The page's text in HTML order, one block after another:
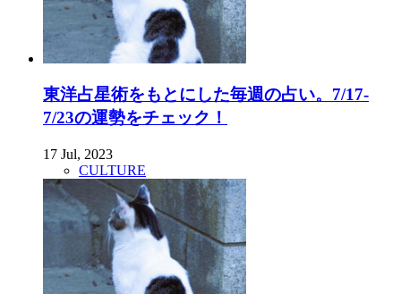
東洋占星術をもとにした毎週の占い。7/17-
7/23の運勢をチェック！
17 Jul, 2023
CULTURE